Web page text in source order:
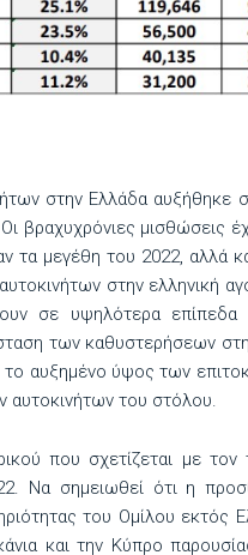
στην Ελλάδα αυξήθηκε
βραχυχρόνιες μισθώσεις
τα μεγέθη του 2022, αλλά
στην ελληνική
σε υψηλότερα
των καθυστερήσεων
αυξημένο ύψος των
αυτοκινήτων του στόλου.
που σχετίζεται με
Να σημειωθεί ότι η
του Ομίλου εκτός
και την Κύπρο